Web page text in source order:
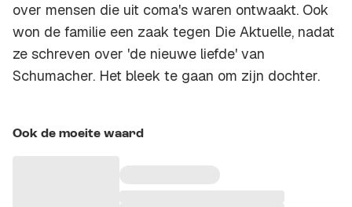
over mensen die uit coma's waren ontwaakt. Ook
won de familie een zaak tegen Die Aktuelle, nadat
ze schreven over 'de nieuwe liefde' van
Schumacher. Het bleek te gaan om zijn dochter.
Ook de moeite waard